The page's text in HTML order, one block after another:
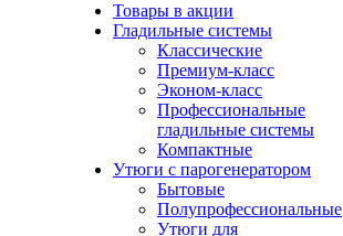
Товары в акции
Гладильные системы
Классические
Премиум-класс
Эконом-класс
Профессиональные
гладильные системы
Компактные
Утюги с парогенератором
Бытовые
Полупрофессиональные
Утюги для